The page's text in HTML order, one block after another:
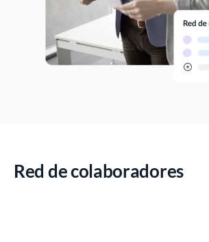
Red de colaboradores